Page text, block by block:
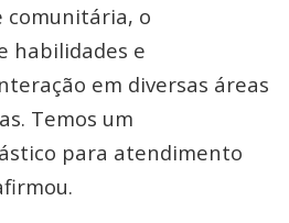
comunitária, o
habilidades e
em diversas áreas
Temos um
para atendimento